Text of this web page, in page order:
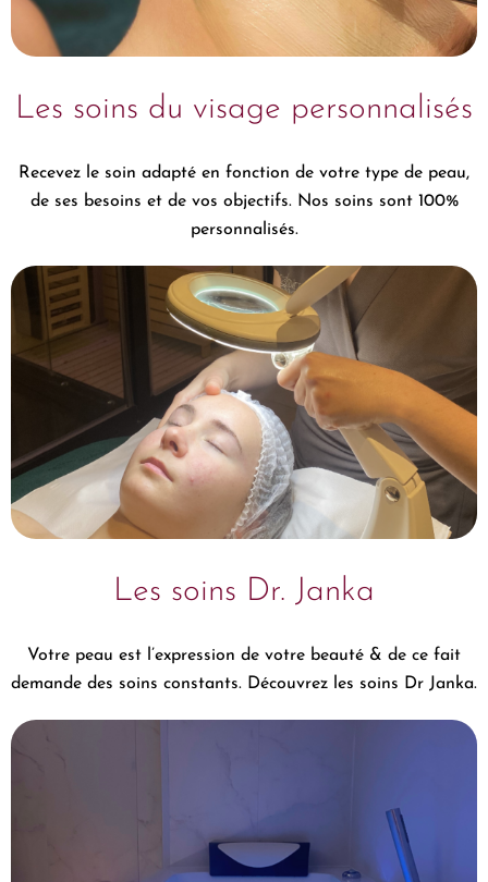
Les soins du visage personnalisés
Recevez le soin adapté en fonction de votre type de peau,
de ses besoins et de vos objectifs. Nos soins sont 100%
personnalisés.
Les soins Dr. Janka
Votre peau est l’expression de votre beauté & de ce fait
demande des soins constants. Découvrez les soins Dr Janka.